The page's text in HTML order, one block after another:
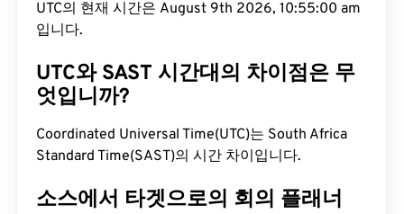
UTC의 현재 시간은 August 9th 2026, 10:55:01 am
입니다.
UTC와 SAST 시간대의 차이점은 무
엇입니까?
Coordinated Universal Time(UTC)는 South Africa
Standard Time(SAST)의 시간 차이입니다.
소스에서 타겟으로의 회의 플래너